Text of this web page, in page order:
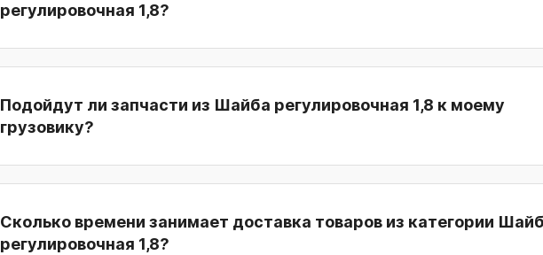
регулировочная 1,8?
Подойдут ли запчасти из Шайба регулировочная 1,8 к моему
грузовику?
Сколько времени занимает доставка товаров из категории
регулировочная 1,8?